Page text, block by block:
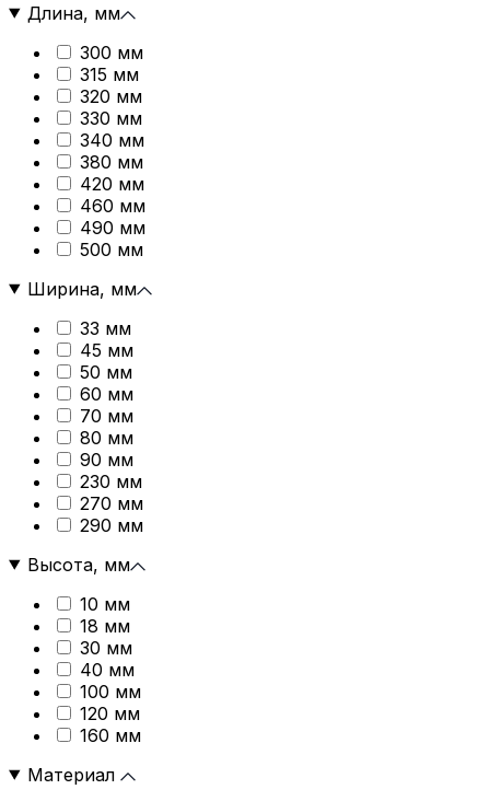
Длина, мм
300 мм
315 мм
320 мм
330 мм
340 мм
380 мм
420 мм
460 мм
490 мм
500 мм
Ширина, мм
33 мм
45 мм
50 мм
60 мм
70 мм
80 мм
90 мм
230 мм
270 мм
290 мм
Высота, мм
10 мм
18 мм
30 мм
40 мм
100 мм
120 мм
160 мм
Материал